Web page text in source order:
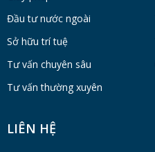
LIÊN HỆ
Tổ 4, phường Phú Đô, Nam Từ
– Văn phòng giao dịch –
luatmyway@gmail.com